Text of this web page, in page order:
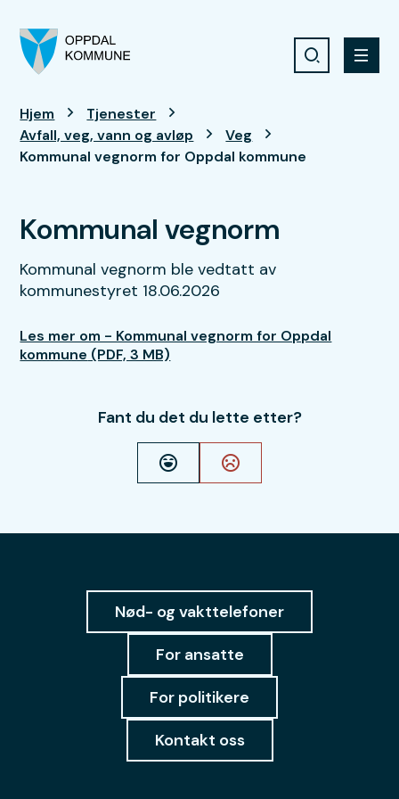
Søk Meny
Du er her:
Hjem
Tjenester
Avfall, veg, vann og avløp
Veg
Kommunal vegnorm for Oppdal kommune
Kommunal vegnorm
Kommunal vegnorm ble vedtatt av
kommunestyret 18.06.2026
Les mer om - Kommunal vegnorm for Oppdal
kommune (PDF, 3 MB)
Fant du det du lette etter?
Ja Nei
Nød- og vakttelefoner
For ansatte
For politikere
Kontakt oss